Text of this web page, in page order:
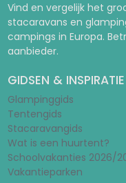
Vind en vergelijk het
stacaravans en
campings in Europa.
aanbieder.
GIDSEN & INSPIRATIE
Glampinggids
Tentengids
Stacaravangids
Wat is een huurtent?
Schoolvakanties 2026/
Vakantieparken